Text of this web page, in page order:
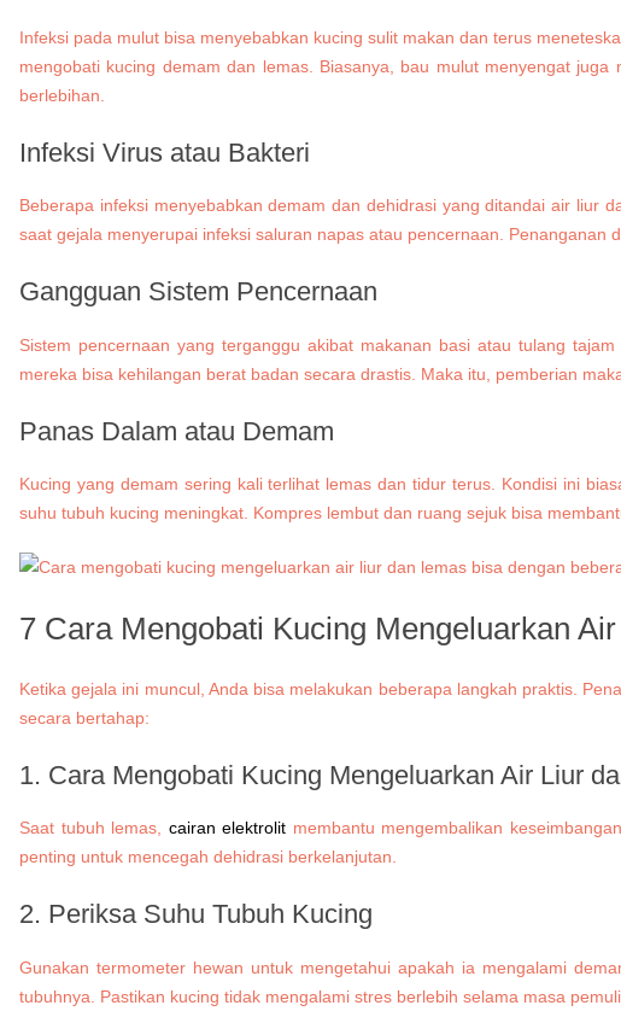
Infeksi pada mulut bisa menyebabkan kucing sulit makan dan terus
mengobati kucing demam dan lemas. Biasanya, bau mulut menyengat
berlebihan.
Infeksi Virus atau Bakteri
Beberapa infeksi menyebabkan demam dan dehidrasi yang ditandai air liur
saat gejala menyerupai infeksi saluran napas atau pencernaan. Penanganan
Gangguan Sistem Pencernaan
Sistem pencernaan yang terganggu akibat makanan basi atau tulang
mereka bisa kehilangan berat badan secara drastis. Maka itu, pemberian
Panas Dalam atau Demam
Kucing yang demam sering kali terlihat lemas dan tidur terus. Kondisi ini
suhu tubuh kucing meningkat. Kompres lembut dan ruang sejuk bisa
7 Cara Mengobati Kucing Mengeluarkan
Ketika gejala ini muncul, Anda bisa melakukan beberapa langkah praktis.
secara bertahap:
1. Cara Mengobati Kucing Mengeluarkan Air Liur
Saat tubuh lemas, cairan elektrolit membantu mengembalikan
penting untuk mencegah dehidrasi berkelanjutan.
2. Periksa Suhu Tubuh Kucing
Gunakan termometer hewan untuk mengetahui apakah ia mengalami
tubuhnya. Pastikan kucing tidak mengalami stres berlebih selama masa